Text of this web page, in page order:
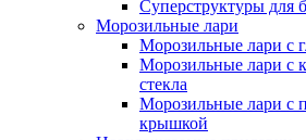
Суперструктуры для
Морозильные лари
Морозильные лари с
Морозильные лари с
стекла
Морозильные лари с
крышкой